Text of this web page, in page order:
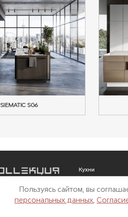
SIEMATIC SG6
Пользуясь сайтом, вы
персональных данных
Кухни
Outdoor
Свет